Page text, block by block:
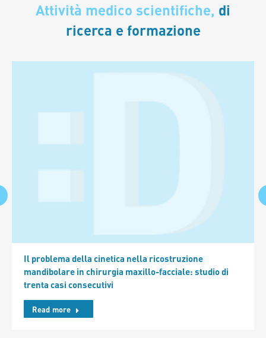
Attività medico scientifiche, di
ricerca e formazione
Il problema della cinetica nella ricostruzione
mandibolare in chirurgia maxillo-facciale: studio di
trenta casi consecutivi
Read more